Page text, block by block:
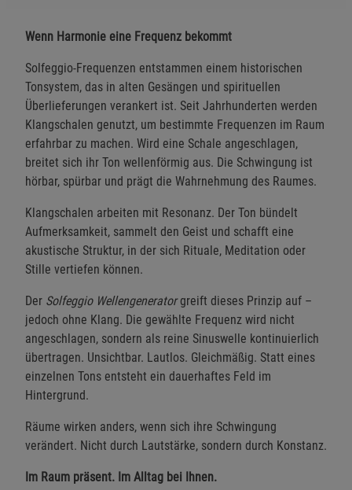
Wenn Harmonie eine Frequenz bekommt
Solfeggio-Frequenzen entstammen einem historischen
Tonsystem, das in alten Gesängen und spirituellen
Überlieferungen verankert ist. Seit Jahrhunderten werden
Klangschalen genutzt, um bestimmte Frequenzen im Raum
erfahrbar zu machen. Wird eine Schale angeschlagen,
breitet sich ihr Ton wellenförmig aus. Die Schwingung ist
hörbar, spürbar und prägt die Wahrnehmung des Raumes.
Klangschalen arbeiten mit Resonanz. Der Ton bündelt
Aufmerksamkeit, sammelt den Geist und schafft eine
akustische Struktur, in der sich Rituale, Meditation oder
Stille vertiefen können.
Der Solfeggio Wellengeneratorgreift dieses Prinzip auf –
jedoch ohne Klang. Die gewählte Frequenz wird nicht
angeschlagen, sondern als reine Sinuswelle kontinuierlich
übertragen. Unsichtbar. Lautlos. Gleichmäßig. Statt eines
einzelnen Tons entsteht ein dauerhaftes Feld im
Hintergrund.
Räume wirken anders, wenn sich ihre Schwingung
verändert. Nicht durch Lautstärke, sondern durch Konstanz.
Im Raum präsent. Im Alltag bei Ihnen.